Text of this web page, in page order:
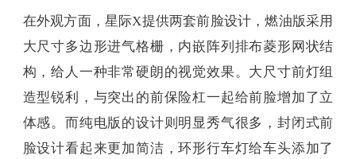
在外观方面，星际X提供两套前脸设计，燃油版采用
大尺寸多边形进气格栅，内嵌阵列排布菱形网状结
构，给人一种非常硬朗的视觉效果。大尺寸前灯组
造型锐利，与突出的前保险杠一起给前脸增加了立
体感。而纯电版的设计则明显秀气很多，封闭式前
脸设计看起来更加简洁，环形行车灯给车头添加了